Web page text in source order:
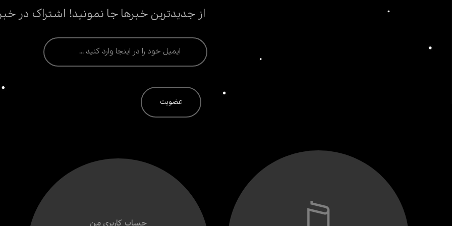
از جدیدترین خبرها جا نمونید! اشتراک در
حساب کاربری من